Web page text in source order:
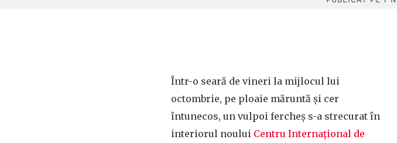
Într-o seară de vineri la mijlocul lui
octombrie, pe ploaie măruntă și cer
întunecos, un vulpoi fercheș s-a strecurat în
interiorul noului Centru Internațional de